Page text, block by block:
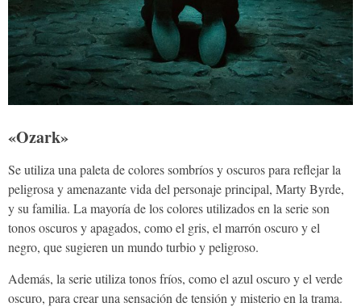
«Ozark»
Se utiliza una paleta de colores sombríos y oscuros para reflejar la
peligrosa y amenazante vida del personaje principal, Marty Byrde,
y su familia. La mayoría de los colores utilizados en la serie son
tonos oscuros y apagados, como el gris, el marrón oscuro y el
negro, que sugieren un mundo turbio y peligroso.
Además, la serie utiliza tonos fríos, como el azul oscuro y el verde
oscuro, para crear una sensación de tensión y misterio en la trama.